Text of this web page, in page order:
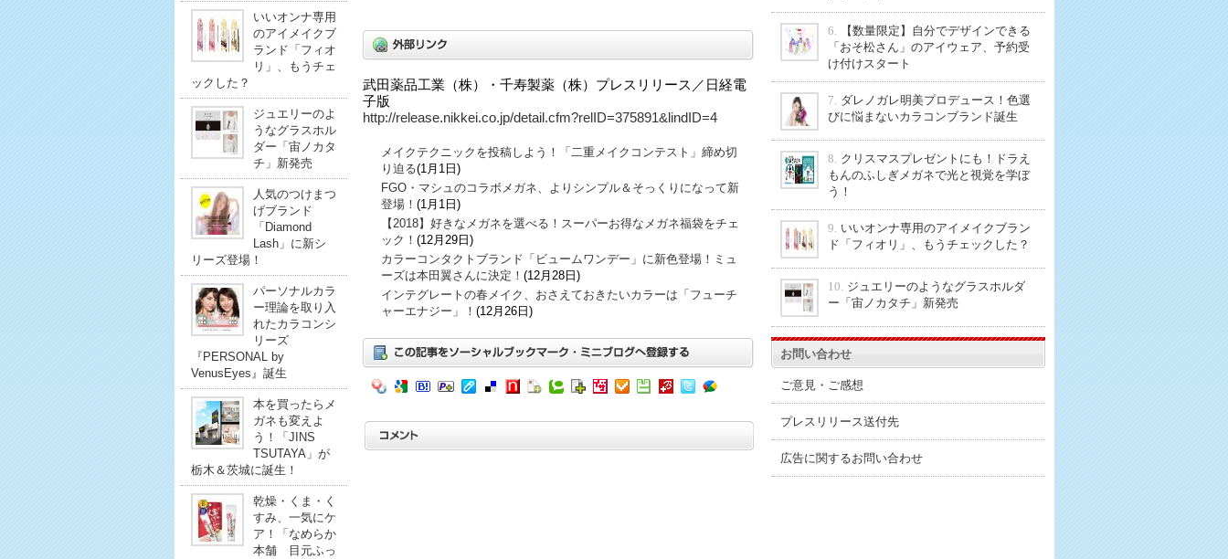
いいオンナ専用
のアイメイクブ
ランド「フィオ
リ」、もうチェ
ックした？
ジュエリーのよ
うなグラスホル
ダー「宙ノカタ
チ」新発売
人気のつけまつ
げブランド
「Diamond
Lash」に新シ
リーズ登場！
パーソナルカラ
ー理論を取り入
れたカラコンシ
リーズ
『PERSONAL by
VenusEyes』誕生
本を買ったらメ
ガネも変えよ
う！「JINS
TSUTAYA」が
栃木＆茨城に誕生！
乾燥・くま・く
すみ、一気にケ
ア！「なめらか
本舗 目元ふっ
武田薬品工業（株）・千寿製薬（株）プレスリリース／日経電
子版
http://release.nikkei.co.jp/detail.cfm?relID=375891&lindID=4
メイクテクニックを投稿しよう！「二重メイクコンテスト」締め切
り迫る(1月1日)
FGO・マシュのコラボメガネ、よりシンプル＆そっくりになって新
登場！ (1月1日)
【2018】好きなメガネを選べる！スーパーお得なメガネ福袋をチェ
ック！ (12月29日)
カラーコンタクトブランド「ビュームワンデー」に新色登場！ミュ
ーズは本田翼さんに決定！ (12月28日)
インテグレートの春メイク、おさえておきたいカラーは「フューチ
ャーエナジー」！ (12月26日)
6.
【数量限定】自分でデザインできる
「おそ松さん」のアイウェア、予約受
け付けスタート
7. ダレノガレ明美プロデュース！色選
びに悩まないカラコンブランド誕生
8. クリスマスプレゼントにも！ドラえ
もんのふしぎメガネで光と視覚を学ぼ
う！
9. いいオンナ専用のアイメイクブラン
ド「フィオリ」、もうチェックした？
10. ジュエリーのようなグラスホルダ
ー「宙ノカタチ」新発売
お問い合わせ
ご意見・ご感想
プレスリリース送付先
広告に関するお問い合わせ